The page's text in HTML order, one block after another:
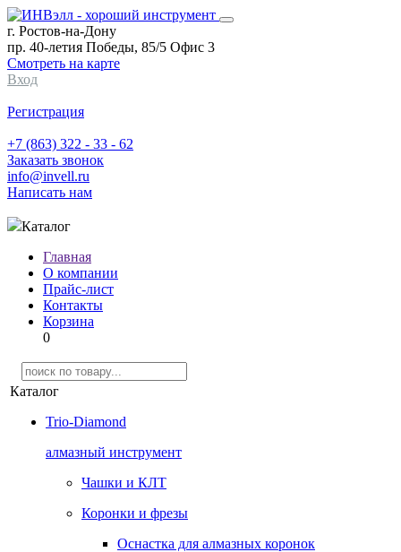
г. Ростов-на-Дону
пр. 40-летия Победы, 85/5 Офис 3
Смотреть на карте
Вход
Регистрация
+7 (863) 322 - 33 - 62
Заказать звонок
info@invell.ru
Написать нам
Каталог
Главная
О компании
Прайс-лист
Контакты
Корзина
0
Каталог
Trio-Diamond
алмазный инструмент
Чашки и КЛТ
Коронки и фрезы
Оснастка для алмазных коронок